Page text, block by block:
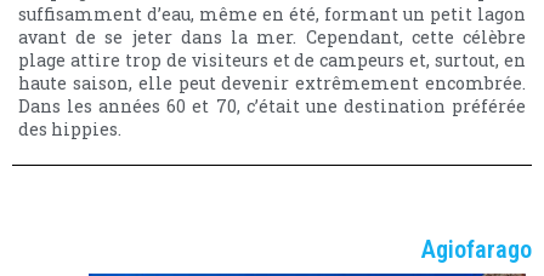
suffisamment d’eau, même en été, formant un petit lagon
avant de se jeter dans la mer. Cependant, cette célèbre
plage attire trop de visiteurs et de campeurs et, surtout, en
haute saison, elle peut devenir extrêmement encombrée.
Dans les années 60 et 70, c’était une destination préférée
des hippies.
Agiofarago